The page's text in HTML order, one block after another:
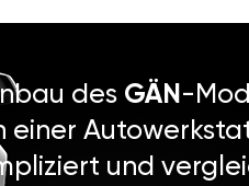
des GÄN-
einer
und